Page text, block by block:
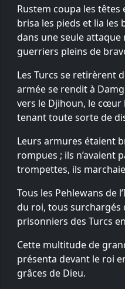
Rustem coupa les
brisa les pieds et lia les
dans une seule
guerriers pleins de
Les Turcs se retirèrent
armée se rendit à
vers le Djihoun, le cœur
tenant toute sorte de
Leurs armures étaient
rompues ; ils n’avaient
trompettes, ils
Tous les Pehlewans de
du roi, tous
prisonniers des Turcs
Cette multitude de
présenta devant le roi
grâces de Dieu.